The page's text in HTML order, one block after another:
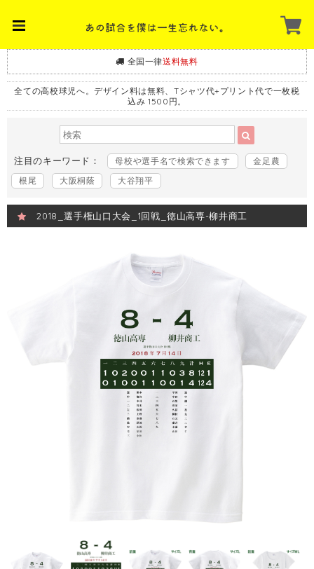
全国一律送料無料
全ての高校球児へ。デザイン料は無料、Tシャツ代+プリント代で一枚税
込み 1500円。
注目のキーワード： 母校や選手名で検索できます
金足農
根尾
大阪桐蔭 大谷翔平
2018_選手権山口大会_1回戦_徳山高専-柳井商工